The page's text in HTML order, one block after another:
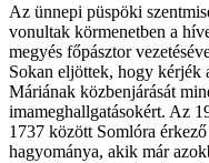
Az ünnepi püspöki
vonultak körmenetben a
megyés főpásztor
Sokan eljöttek, hogy kérjék
Máriának közbenjárását
imameghallgatásokért. Az
1737 között Somlóra
hagyománya, akik már